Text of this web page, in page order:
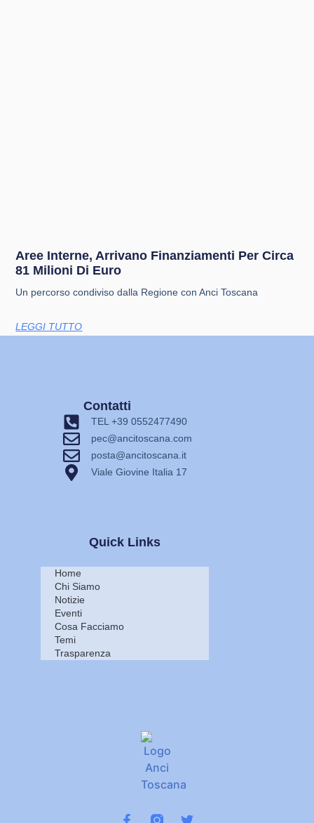
Aree Interne, Arrivano Finanziamenti Per Circa
81 Milioni Di Euro
Un percorso condiviso dalla Regione con Anci Toscana
LEGGI TUTTO
Quick Links
Home
Chi Siamo
Notizie
Eventi
Cosa Facciamo
Temi
Trasparenza
Contatti
TEL +39 0552477490
pec@ancitoscana.com
posta@ancitoscana.it
Viale Giovine Italia 17